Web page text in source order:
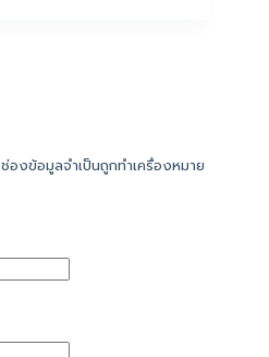
ช่องข้อมูลจำเป็นถูกทำเครื่องหมาย